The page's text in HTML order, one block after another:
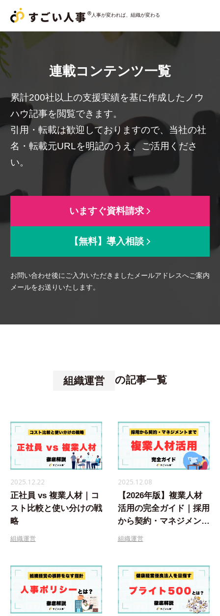
人事が変われば、組織が変わる
サービス一覧
すごい人事 採用おまかせパック
すごい人事コンサルティング
コラム
資料ダウンロード
連載コンテンツ一覧
累計200社以上の支援実績を基に作成したノウ
ハウ記事を閲覧できます。
引用・転載は歓迎しておりますので、 当社の社
名・転載元URLを明記のうえ、ご活用くださ
い。
いますぐ資料請求
【無料】導入相談
お問い合わせ後にご入力いただきましたメールアドレスへご案内
メールをお送りいたします。
組織運営 の記事一覧
2025.12.22
正社員 vs 複業人材｜コ
スト比較と使い分けの戦
略
組織運営
2025.12.08
【2026年版】複業人材
活用の完全ガイド｜採用
から契約・マネジメント
まで徹底解説
組織運営